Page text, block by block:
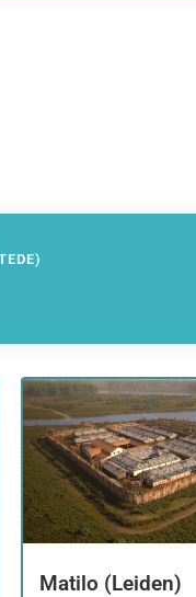
Matilo (Leiden)